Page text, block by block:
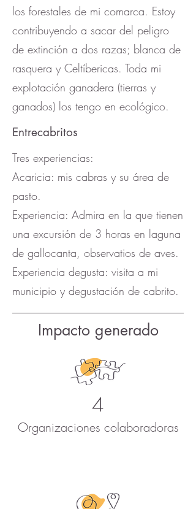
los forestales de mi comarca. Estoy
contribuyendo a sacar del peligro
de extinción a dos razas; blanca de
rasquera y Celtíbericas. Toda mi
explotación ganadera (tierras y
ganados) los tengo en ecológico.
Entrecabritos
Tres experiencias:
Acaricia: mis cabras y su área de
pasto.
Experiencia: Admira en la que tienen
una excursión de 3 horas en laguna
de gallocanta, observatios de aves.
Experiencia degusta: visita a mi
municipio y degustación de cabrito.
Impacto generado
4
Organizaciones colaboradoras